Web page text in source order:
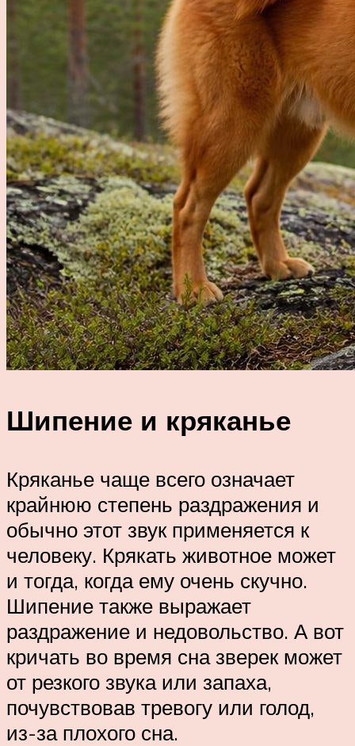
Шипение и кряканье
Кряканье чаще всего означает
крайнюю степень раздражения и
обычно этот звук применяется к
человеку. Крякать животное может
и тогда, когда ему очень скучно.
Шипение также выражает
раздражение и недовольство. А вот
кричать во время сна зверек может
от резкого звука или запаха,
почувствовав тревогу или голод,
из-за плохого сна.